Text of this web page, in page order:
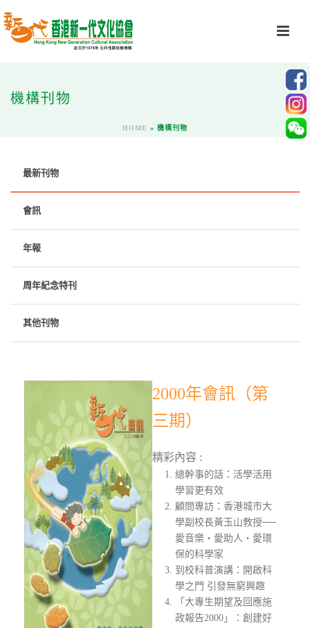
機構刊物
HOME » 機構刊物
最新刊物
會訊
年報
周年紀念特刊
其他刊物
2000年會訊（第
三期）
精彩內容 :
總幹事的話：活學活用
學習更有效
顧問專訪：香港城市大
學副校長黃玉山教授──
愛音樂‧愛助人‧愛環
保的科學家
到校科普演講：開啟科
學之門 引發無窮興趣
「大專生期望及回應施
政報告2000」：創建好